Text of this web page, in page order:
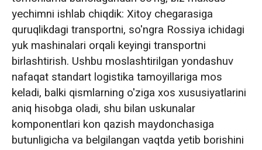
yechimni ishlab chiqdik: Xitoy chegarasiga
quruqlikdagi transportni, so'ngra Rossiya ichidagi
yuk mashinalari orqali keyingi transportni
birlashtirish. Ushbu moslashtirilgan yondashuv
nafaqat standart logistika tamoyillariga mos
keladi, balki qismlarning o'ziga xos xususiyatlarini
aniq hisobga oladi, shu bilan uskunalar
komponentlari kon qazish maydonchasiga
butunligicha va belgilangan vaqtda yetib borishini